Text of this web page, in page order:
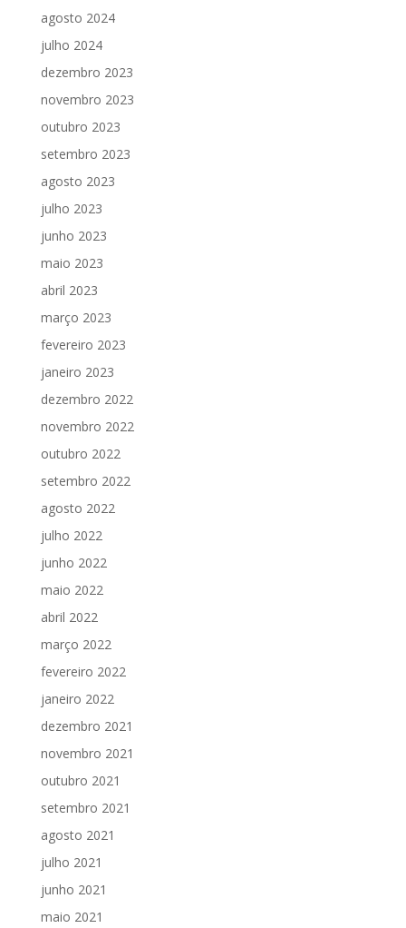
agosto 2024
julho 2024
dezembro 2023
novembro 2023
outubro 2023
setembro 2023
agosto 2023
julho 2023
junho 2023
maio 2023
abril 2023
março 2023
fevereiro 2023
janeiro 2023
dezembro 2022
novembro 2022
outubro 2022
setembro 2022
agosto 2022
julho 2022
junho 2022
maio 2022
abril 2022
março 2022
fevereiro 2022
janeiro 2022
dezembro 2021
novembro 2021
outubro 2021
setembro 2021
agosto 2021
julho 2021
junho 2021
maio 2021